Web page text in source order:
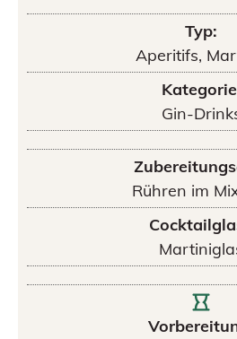
Typ:
Aperitifs,
Gin-
Rühren im